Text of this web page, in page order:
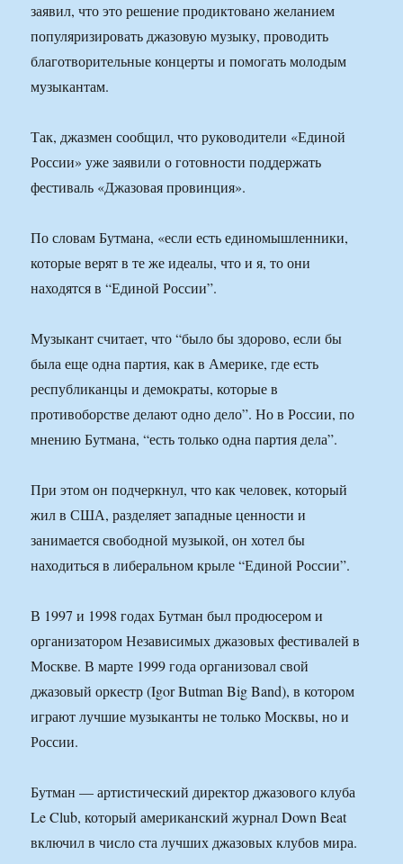
заявил, что это решение продиктовано желанием
популяризировать джазовую музыку, проводить
благотворительные концерты и помогать молодым
музыкантам.
Так, джазмен сообщил, что руководители «Единой
России» уже заявили о готовности поддержать
фестиваль «Джазовая провинция».
По словам Бутмана, «если есть единомышленники,
которые верят в те же идеалы, что и я, то они
находятся в “Единой России”.
Музыкант считает, что “было бы здорово, если бы
была еще одна партия, как в Америке, где есть
республиканцы и демократы, которые в
противоборстве делают одно дело”. Но в России, по
мнению Бутмана, “есть только одна партия дела”.
При этом он подчеркнул, что как человек, который
жил в США, разделяет западные ценности и
занимается свободной музыкой, он хотел бы
находиться в либеральном крыле “Единой России”.
В 1997 и 1998 годах Бутман был продюсером и
организатором Независимых джазовых фестивалей в
Москве. В марте 1999 года организовал свой
джазовый оркестр (Igor Butman Big Band), в котором
играют лучшие музыканты не только Москвы, но и
России.
Бутман — артистический директор джазового клуба
Le Club, который американский журнал Down Beat
включил в число ста лучших джазовых клубов мира.